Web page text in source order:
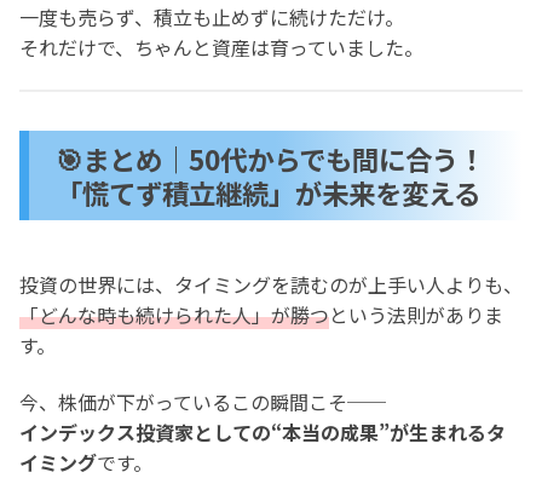
一度も売らず、積立も止めずに続けただけ。
それだけで、ちゃんと資産は育っていました。
🎯まとめ｜50代からでも間に合う！
「慌てず積立継続」が未来を変える
投資の世界には、タイミングを読むのが上手い人よりも、
「どんな時も続けられた人」が勝つという法則がありま
す。
今、株価が下がっているこの瞬間こそ──
インデックス投資家としての“本当の成果”が生まれるタ
イミングです。